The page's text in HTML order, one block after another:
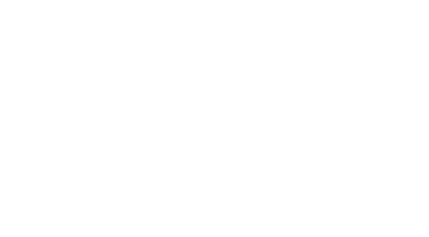
–